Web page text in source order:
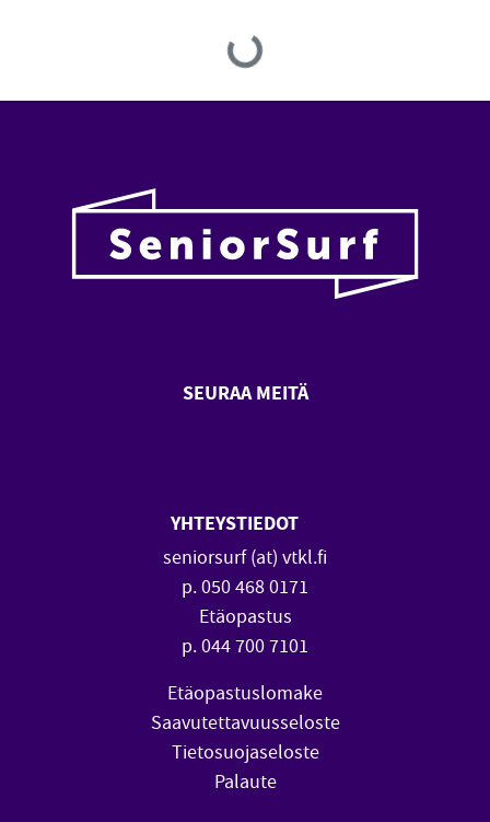
Loading...
SEURAA MEITÄ
YHTEYSTIEDOT
seniorsurf (at) vtkl.fi
p. 050 468 0171
Etäopastus
p. 044 700 7101
Etäopastuslomake
Saavutettavuusseloste
Tietosuojaseloste
Palaute